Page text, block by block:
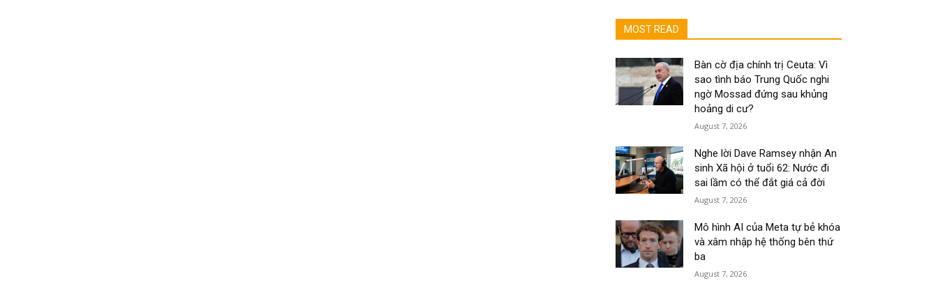
MOST READ
Bàn cờ địa chính trị Ceuta: Vì
sao tình báo Trung Quốc nghi
ngờ Mossad đứng sau khủng
hoảng di cư?
August 7, 2026
Nghe lời Dave Ramsey nhận An
sinh Xã hội ở tuổi 62: Nước đi
sai lầm có thể đắt giá cả đời
August 7, 2026
Mô hình AI của Meta tự bẻ khóa
và xâm nhập hệ thống bên thứ
ba
August 7, 2026